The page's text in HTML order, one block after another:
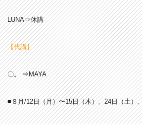
LUNA⇒休講
【代講】
〇。 ⇒MAYA
■８月/12日（月）〜15日（木）、24日（土）